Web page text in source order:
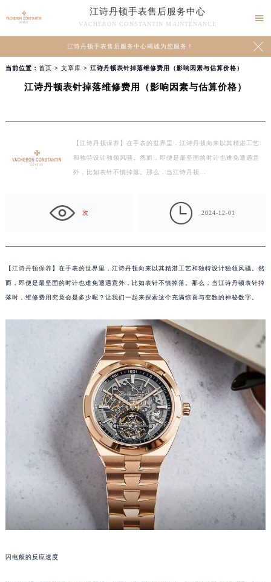
江诗丹顿手表售后服务中心
VACHERON CONSTANTIN MAINTENANCE

江诗丹顿手表售后服务中心竭诚为您服务！ 
当前位置： 首页 > 文章库 > 江诗丹顿表针掉落维修费用（影响因素与估算价格）
江诗丹顿表针掉落维修费用（影响因素与估算价格）
【江诗丹顿保养】在手表的世界里，江诗丹顿向来以其精湛工艺
和独特设计独领风骚。然而，即便是最坚固的时计也难免遭遇意
外，比如表针不慎掉落。那么，当江诗丹顿…
次  2024-12-01
【江诗丹顿保养】在手表的世界里，江诗丹顿向来以其精湛工艺和独特设计独领风骚。然
而，即便是最坚固的时计也难免遭遇意外，比如表针不慎掉落。那么，当江诗丹顿表针掉
落时，维修费用究竟会是多少呢？让我们一起来探索这个充满惊喜与变数的神秘数字。
闪电般的反应速度